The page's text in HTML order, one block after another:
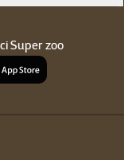
Super zoo